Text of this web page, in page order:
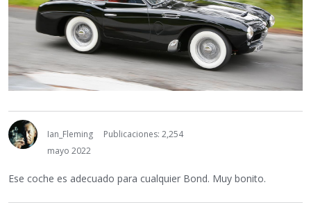
Ian_Fleming
Publicaciones: 2,254
mayo 2022
Ese coche es adecuado para cualquier Bond. Muy bonito.